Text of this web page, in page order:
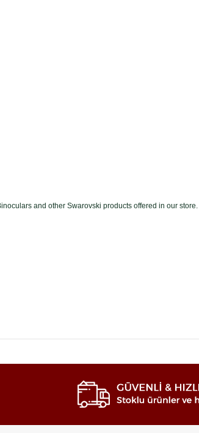
and other Swarovski products offered in our store.